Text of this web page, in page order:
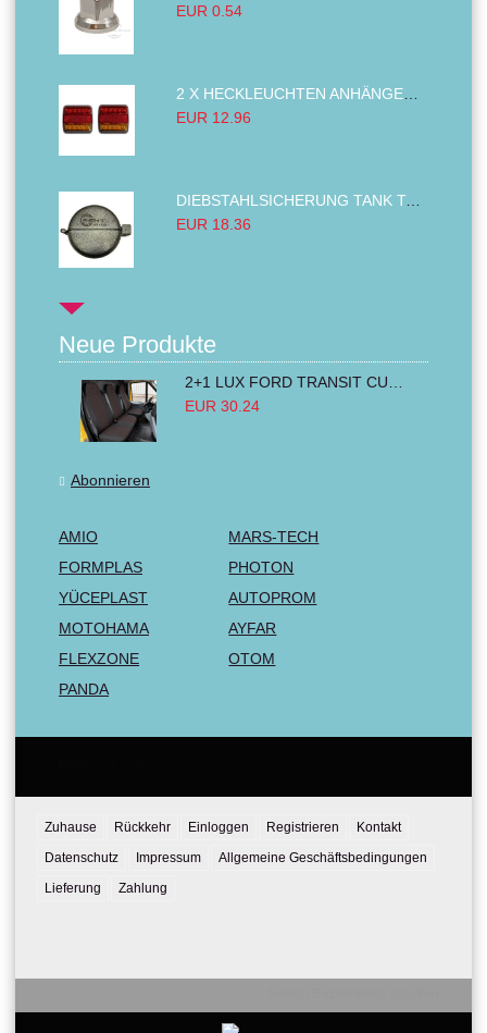
EUR 0.54
EUR 12.96
DIEBSTAHLSICHERUNG TANK TANKDECKEL DIESELTANK KRAFTSTOFFTANKDECKEL VERRIEGELUNG PASSEND FÜR LKW PKW TRAKTOREN BAGGER 80MM
EUR 18.36
Neue Produkte
EUR 30.24
Abonnieren
AMIO
MARS-TECH
FORMPLAS
PHOTON
YÜCEPLAST
AUTOPROM
MOTOHAMA
AYFAR
FLEXZONE
OTOM
PANDA
Zuhause Rückkehr Einloggen Registrieren
Kontakt
Datenschutz
Impressum
Allgemeine Geschäftsbedingungen
Lieferung
Zahlung